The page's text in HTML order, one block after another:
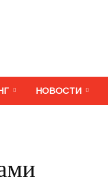
НОВОСТИ